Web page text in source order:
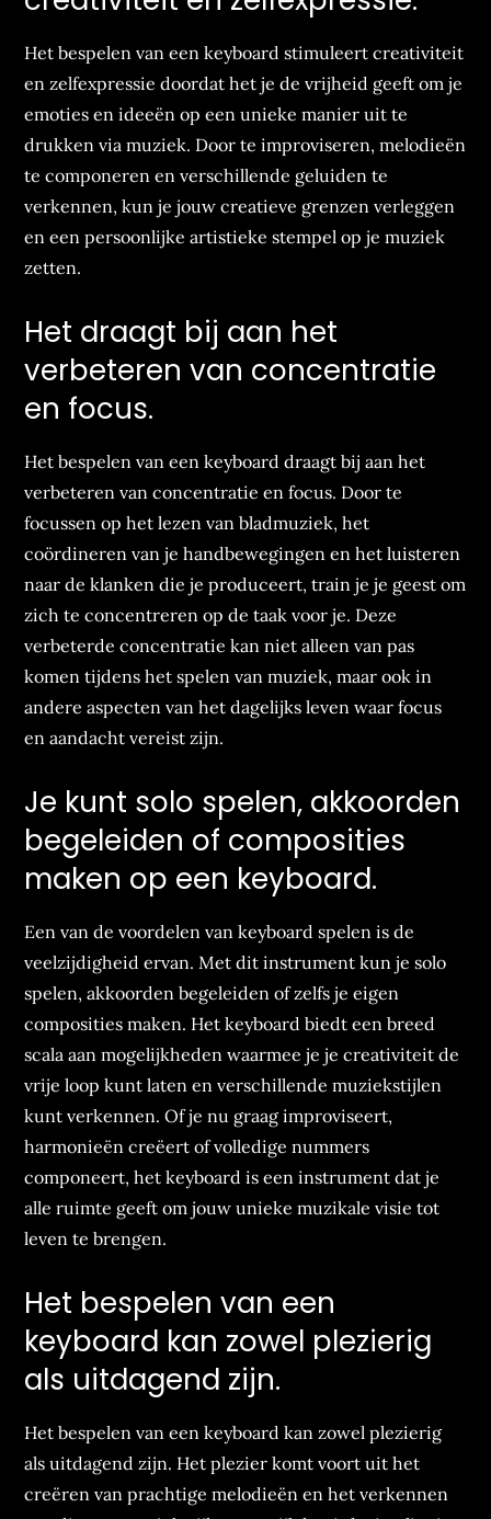
Het bespelen van een keyboard stimuleert creativiteit
en zelfexpressie doordat het je de vrijheid geeft om je
emoties en ideeën op een unieke manier uit te
drukken via muziek. Door te improviseren, melodieën
te componeren en verschillende geluiden te
verkennen, kun je jouw creatieve grenzen verleggen
en een persoonlijke artistieke stempel op je muziek
zetten.
Het draagt bij aan het
verbeteren van concentratie
en focus.
Het bespelen van een keyboard draagt bij aan het
verbeteren van concentratie en focus. Door te
focussen op het lezen van bladmuziek, het
coördineren van je handbewegingen en het luisteren
naar de klanken die je produceert, train je je geest om
zich te concentreren op de taak voor je. Deze
verbeterde concentratie kan niet alleen van pas
komen tijdens het spelen van muziek, maar ook in
andere aspecten van het dagelijks leven waar focus
en aandacht vereist zijn.
Je kunt solo spelen, akkoorden
begeleiden of composities
maken op een keyboard.
Een van de voordelen van keyboard spelen is de
veelzijdigheid ervan. Met dit instrument kun je solo
spelen, akkoorden begeleiden of zelfs je eigen
composities maken. Het keyboard biedt een breed
scala aan mogelijkheden waarmee je je creativiteit de
vrije loop kunt laten en verschillende muziekstijlen
kunt verkennen. Of je nu graag improviseert,
harmonieën creëert of volledige nummers
componeert, het keyboard is een instrument dat je
alle ruimte geeft om jouw unieke muzikale visie tot
leven te brengen.
Het bespelen van een
keyboard kan zowel plezierig
als uitdagend zijn.
Het bespelen van een keyboard kan zowel plezierig
als uitdagend zijn. Het plezier komt voort uit het
creëren van prachtige melodieën en het verkennen